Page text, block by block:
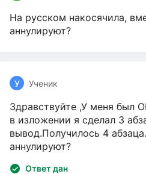
На русском накосячила,
аннулируют?
У Ученик
Здравствуйте ,У меня был
в изложении я сделал 3
вывод.Получилось 4
аннулируют?
Ответ дан